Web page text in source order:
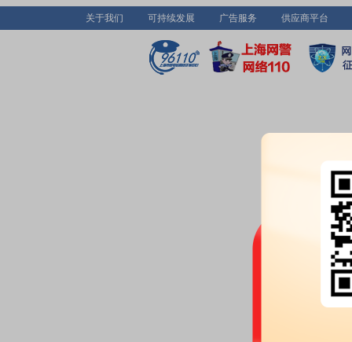
公告：2026年07月16日发布《
2026-07-15
2026年07月10日发布《
首次授予部分第四个归属期归属
2026年07月04日发布《
关于我们 可持续发展 广告服务 供应商平台